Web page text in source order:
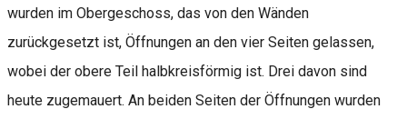
wurden im Obergeschoss, das von den Wänden
zurückgesetzt ist, Öffnungen an den vier Seiten gelassen,
wobei der obere Teil halbkreisförmig ist. Drei davon sind
heute zugemauert. An beiden Seiten der Öffnungen wurden